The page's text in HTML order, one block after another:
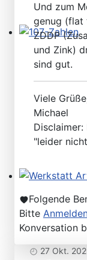
107-Zahlen
Und zum
genug (flat
ZDDP
und Zink)
sind gut.
Viele
Michael
"leider
Folgende
Bitte
Konversation
27 Okt.